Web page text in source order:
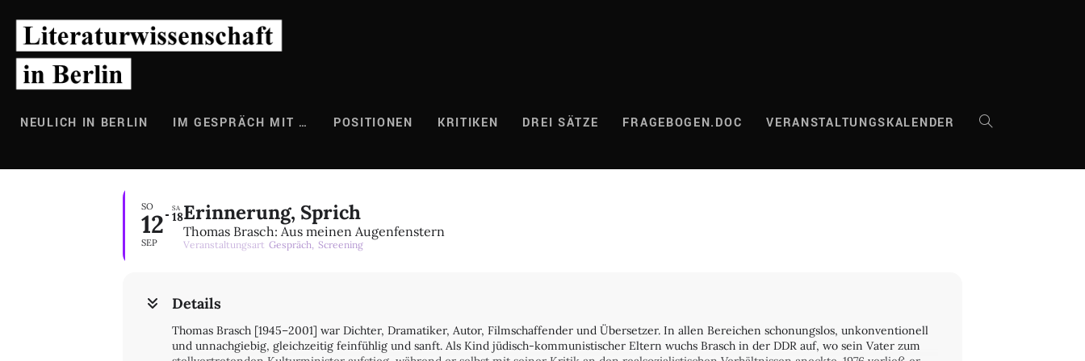
Inhalt
springen
NEULICH IN BERLIN IM GESPRÄCH MIT … POSITIONEN KRITIKEN DREI SÄTZE FRAGEBOGEN.DOC VERANSTALTUNGSKALENDER WEBSITE-
SO
12
SEP
SA
18Erinnerung, Sprich
Thomas Brasch: Aus meinen Augenfenstern
Veranstaltungsart Gespräch, Screening
Details
Thomas Brasch [1945–2001] war Dichter, Dramatiker, Autor, Filmschaffender und Übersetzer. In allen Bereichen schonungslos, unkonventionell
und unnachgiebig, gleichzeitig feinfühlig und sanft. Als Kind jüdisch-kommunistischer Eltern wuchs Brasch in der DDR auf, wo sein Vater zum